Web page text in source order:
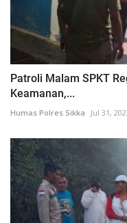
Patroli Malam SPKT
Keamanan,...
Humas Polres Sikka Jul 31,